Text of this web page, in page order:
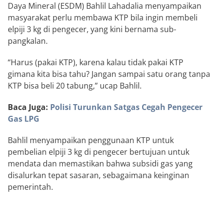
Daya Mineral (ESDM) Bahlil Lahadalia menyampaikan
masyarakat perlu membawa KTP bila ingin membeli
elpiji 3 kg di pengecer, yang kini bernama sub-
pangkalan.
“Harus (pakai KTP), karena kalau tidak pakai KTP
gimana kita bisa tahu? Jangan sampai satu orang tanpa
KTP bisa beli 20 tabung,” ucap Bahlil.
Baca Juga: Polisi Turunkan Satgas Cegah Pengecer
Gas LPG
Bahlil menyampaikan penggunaan KTP untuk
pembelian elpiji 3 kg di pengecer bertujuan untuk
mendata dan memastikan bahwa subsidi gas yang
disalurkan tepat sasaran, sebagaimana keinginan
pemerintah.